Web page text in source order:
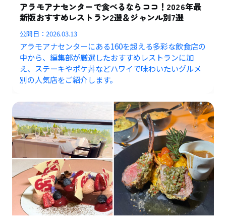
アラモアナセンターで食べるならココ！2026年最
新版おすすめレストラン2選＆ジャンル別7選
公開日：2026.03.13
アラモアナセンターにある160を超える多彩な飲食店の
中から、編集部が厳選したおすすめレストランに加
え、ステーキやポケ丼などハワイで味わいたいグルメ
別の人気店をご紹介します。